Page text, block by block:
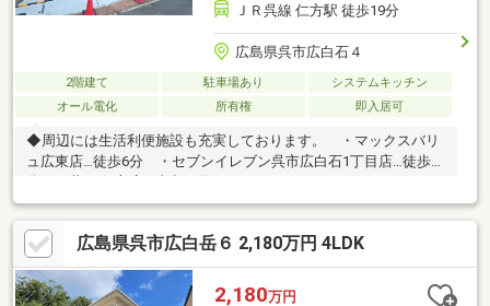
ＪＲ呉線 仁方駅 徒歩19分
広島県呉市広白石４
2階建て 駐車場あり
システムキッチン
オール電化
所有権 即入居可
◆周辺には生活利便施設も充実しております。 ・マックスバリ
ュ広東店…徒歩6分 ・セブンイレブン呉市広白石1丁目店…徒歩10
分 ・藤三 仁方店…徒歩10分
広島県呉市広白岳６ 2,180万円 4LDK
2,180万円